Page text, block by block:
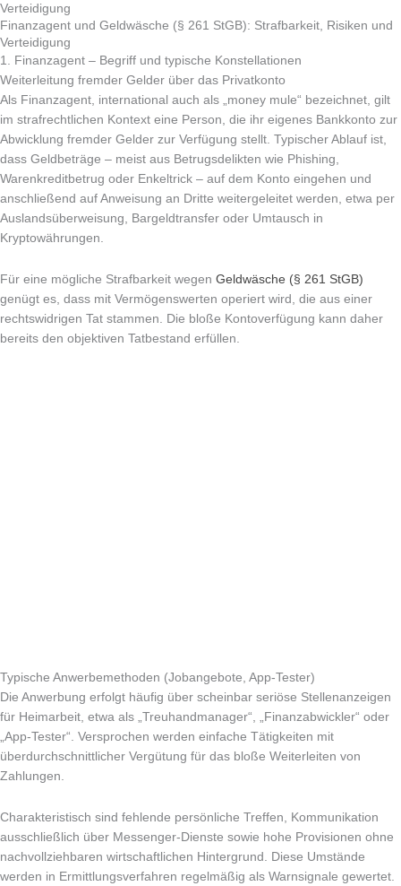
Verteidigung
Finanzagent und Geldwäsche (§ 261 StGB): Strafbarkeit, Risiken und
Verteidigung
1. Finanzagent – Begriff und typische Konstellationen
Weiterleitung fremder Gelder über das Privatkonto
Als Finanzagent, international auch als „money mule“ bezeichnet, gilt
im strafrechtlichen Kontext eine Person, die ihr eigenes Bankkonto zur
Abwicklung fremder Gelder zur Verfügung stellt. Typischer Ablauf ist,
dass Geldbeträge – meist aus Betrugsdelikten wie Phishing,
Warenkreditbetrug oder Enkeltrick – auf dem Konto eingehen und
anschließend auf Anweisung an Dritte weitergeleitet werden, etwa per
Auslandsüberweisung, Bargeldtransfer oder Umtausch in
Kryptowährungen.
Für eine mögliche Strafbarkeit wegen Geldwäsche (§ 261 StGB)
genügt es, dass mit Vermögenswerten operiert wird, die aus einer
rechtswidrigen Tat stammen. Die bloße Kontoverfügung kann daher
bereits den objektiven Tatbestand erfüllen.
Typische Anwerbemethoden (Jobangebote, App-Tester)
Die Anwerbung erfolgt häufig über scheinbar seriöse Stellenanzeigen
für Heimarbeit, etwa als „Treuhandmanager“, „Finanzabwickler“ oder
„App-Tester“. Versprochen werden einfache Tätigkeiten mit
überdurchschnittlicher Vergütung für das bloße Weiterleiten von
Zahlungen.
Charakteristisch sind fehlende persönliche Treffen, Kommunikation
ausschließlich über Messenger-Dienste sowie hohe Provisionen ohne
nachvollziehbaren wirtschaftlichen Hintergrund. Diese Umstände
werden in Ermittlungsverfahren regelmäßig als Warnsignale gewertet.